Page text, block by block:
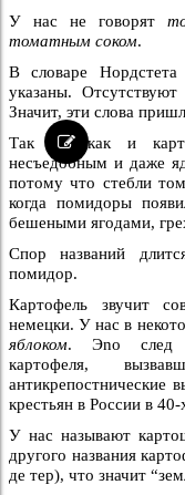
У нас не говорят
томатным соком.
В словаре
указаны.
Значит, эти слова
Так же как и
несъедобным и даже
потому что стебли
когда помидоры
бешеными ягодами,
Спор названий
помидор.
Картофель звучит
немецки. У нас в
яблоком. Эnо след
картофеля,
антикрепостнические
крестьян в России в
У нас называют
другого названия
де тер), что значит